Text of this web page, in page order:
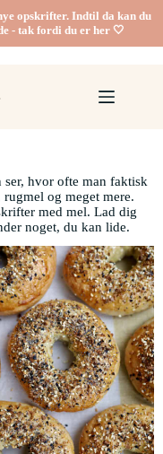
opskrifter. Indtil da kan du
- tak fordi du er her 🤍
hvor ofte man faktisk
og meget mere.
med mel. Lad dig
noget, du kan lide.